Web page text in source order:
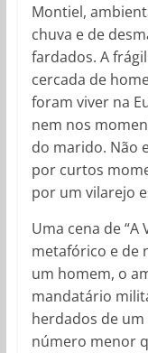
Montiel,
chuva e de
fardados. A
cercada de
foram viver na
nem nos
do marido. Não
por curtos
por um vilarejo
Uma cena de
metafórico e de
um homem, o
mandatário
herdados de
número menor